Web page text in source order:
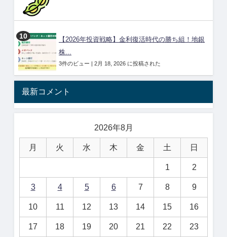
【2026年投資戦略】金利復活時代の勝ち組！地銀
株...
3件のビュー | 2月 18, 2026 に投稿された
最新コメント
2026年8月
月 火 水 木 金 土 日
1 2
3 4 5 6 7 8 9
10 11 12 13 14 15 16
17 18 19 20 21 22 23